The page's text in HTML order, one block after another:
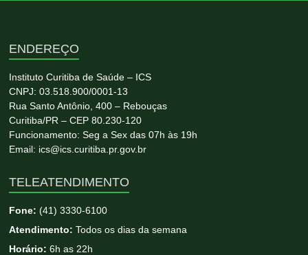
ENDEREÇO
Instituto Curitiba de Saúde – ICS
CNPJ: 03.518.900/0001-13
Rua Santo Antônio, 400 – Rebouças
Curitiba/PR – CEP 80.230-120
Funcionamento: Seg a Sex das 07h às 19h
Email: ics@ics.curitiba.pr.gov.br
TELEATENDIMENTO
Fone:(41) 3330-6100
Atendimento: Todos os dias da semana
Horário: 6h as 22h